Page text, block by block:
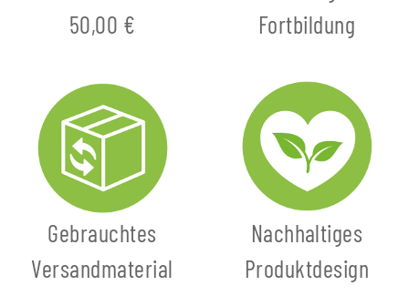
50,00 €
Fortbildung
Gebrauchtes
Versandmaterial
Nachhaltiges
Produktdesign